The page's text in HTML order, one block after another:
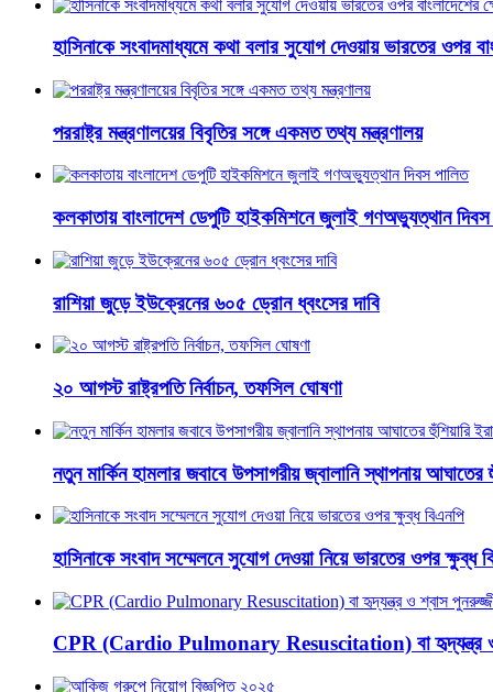
হাসিনাকে সংবাদমাধ্যমে কথা বলার সুযোগ দেওয়ায় ভারতের ওপর
পররাষ্ট্র মন্ত্রণালয়ের বিবৃতির সঙ্গে একমত তথ্য মন্ত্রণালয়
কলকাতায় বাংলাদেশ ডেপুটি হাইকমিশনে জুলাই গণঅভ্যুত্থান দিবস
রাশিয়া জুড়ে ইউক্রেনের ৬০৫ ড্রোন ধ্বংসের দাবি
২০ আগস্ট রাষ্ট্রপতি নির্বাচন, তফসিল ঘোষণা
নতুন মার্কিন হামলার জবাবে উপসাগরীয় জ্বালানি স্থাপনায় আঘাতের
হাসিনাকে সংবাদ সম্মেলনে সুযোগ দেওয়া নিয়ে ভারতের ওপর ক্ষুব্ধ
CPR (Cardio Pulmonary Resuscitation) বা হৃদ্‌যন্ত্র ও